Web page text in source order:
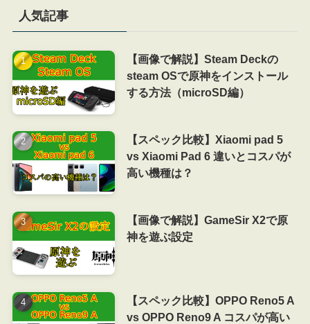
人気記事
【画像で解説】Steam Deckの
steam OSで原神をインストール
する方法（microSD編）
【スペック比較】Xiaomi pad 5
vs Xiaomi Pad 6 違いとコスパが
高い機種は？
【画像で解説】GameSir X2で原
神を遊ぶ設定
【スペック比較】OPPO Reno5 A
vs OPPO Reno9 A コスパが高い